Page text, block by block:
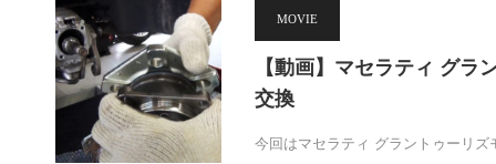
MOVIE
【動画】マセラティ グラ
交換
今回はマセラティ グラントゥーリ